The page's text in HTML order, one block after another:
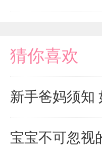
猜你喜欢
新手爸妈须知
宝宝不可忽视